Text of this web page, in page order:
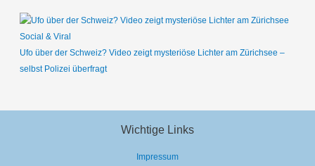
Social & Viral
Ufo über der Schweiz? Video zeigt mysteriöse Lichter am Zürichsee –
selbst Polizei überfragt
Wichtige Links
Impressum